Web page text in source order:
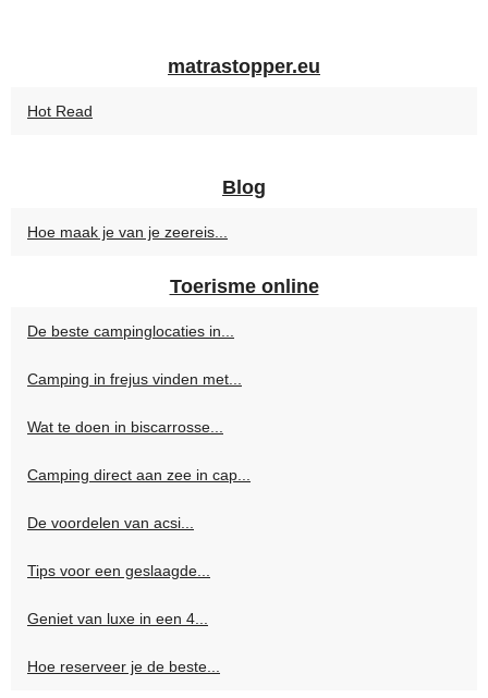
matrastopper.eu
Hot Read
Blog
Hoe maak je van je zeereis...
Toerisme online
De beste campinglocaties in...
Camping in frejus vinden met...
Wat te doen in biscarrosse...
Camping direct aan zee in cap...
De voordelen van acsi...
Tips voor een geslaagde...
Geniet van luxe in een 4...
Hoe reserveer je de beste...